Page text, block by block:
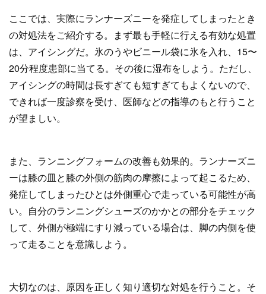
ここでは、実際にランナーズニーを発症してしまったとき
の対処法をご紹介する。まず最も手軽に行える有効な処置
は、アイシングだ。氷のうやビニール袋に氷を入れ、15〜
20分程度患部に当てる。その後に湿布をしよう。ただし、
アイシングの時間は長すぎても短すぎてもよくないので、
できれば一度診察を受け、医師などの指導のもと行うこと
が望ましい。
また、ランニングフォームの改善も効果的。ランナーズニ
ーは膝の皿と膝の外側の筋肉の摩擦によって起こるため、
発症してしまったひとは外側重心で走っている可能性が高
い。自分のランニングシューズのかかとの部分をチェック
して、外側が極端にすり減っている場合は、脚の内側を使
って走ることを意識しよう。
大切なのは、原因を正しく知り適切な対処を行うこと。そ